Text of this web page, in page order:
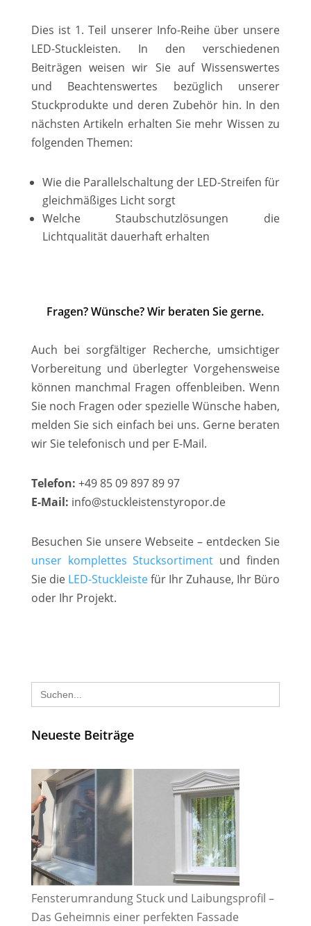
Dies ist 1. Teil unserer Info-Reihe über unsere
LED-Stuckleisten. In den verschiedenen
Beiträgen weisen wir Sie auf Wissenswertes
und Beachtenswertes bezüglich unserer
Stuckprodukte und deren Zubehör hin. In den
nächsten Artikeln erhalten Sie mehr Wissen zu
folgenden Themen:
Wie die Parallelschaltung der LED-Streifen für
gleichmäßiges Licht sorgt
Welche Staubschutzlösungen die
Lichtqualität dauerhaft erhalten
Fragen? Wünsche? Wir beraten Sie gerne.
Auch bei sorgfältiger Recherche, umsichtiger
Vorbereitung und überlegter Vorgehensweise
können manchmal Fragen offenbleiben. Wenn
Sie noch Fragen oder spezielle Wünsche haben,
melden Sie sich einfach bei uns. Gerne beraten
wir Sie telefonisch und per E-Mail.
Telefon: +49 85 09 897 89 97
E-Mail: info@stuckleistenstyropor.de
Besuchen Sie unsere Webseite – entdecken Sie
unser komplettes Stucksortiment und finden
Sie die LED-Stuckleistefür Ihr Zuhause, Ihr Büro
oder Ihr Projekt.
Search
for:
Neueste Beiträge
Fensterumrandung Stuck und Laibungsprofil –
Das Geheimnis einer perfekten Fassade